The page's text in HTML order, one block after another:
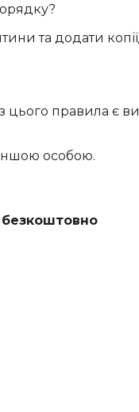
та додати
цього правила є
особою.
безкоштовно